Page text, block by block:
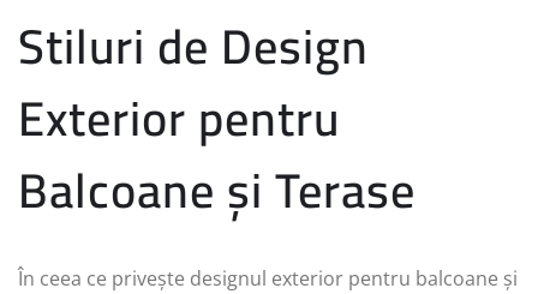
Stiluri de Design
Exterior pentru
Balcoane și Terase
În ceea ce privește designul exterior pentru balcoane și